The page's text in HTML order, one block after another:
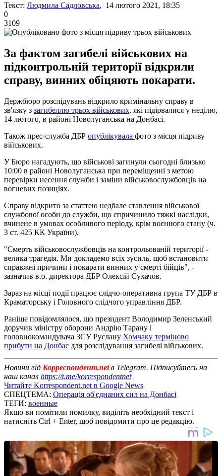
Текст: Людмила Садловська, 14 лютого 2021, 18:35
0
3109
За фактом загибелі військових на
підконтрольній території відкрили
справу, винних обіцяють покарати.
Держбюро розслідувань відкрило кримінальну справу в
зв'язку з загибеллю трьох військових, які підірвалися у неділю,
14 лютого, в районі Новолуганська на Донбасі.
Також прес-служба ДБР опублікувала фото з місця підриву
військових.
У Бюро нагадують, що військові загинули сьогодні близько
10:00 в районі Новолуганська при переміщенні з метою
перевірки несення служби і заміни військовослужбовців на
вогневих позиціях.
Справу відкрито за статтею недбале ставлення військової
службової особи до служби, що спричинило тяжкі наслідки,
вчинене в умовах особливого періоду, крім воєнного стану (ч.
3 ст. 425 КК України).
"Смерть військовослужбовців на контрольованій території -
велика трагедія. Ми докладемо всіх зусиль, щоб встановити
справжні причини і покарати винних у смерті бійців", -
зазначив в.о. директора ДБР Олексій Сухачов.
Зараз на місці події працює слідчо-оперативна група ТУ ДБР в
Краматорську і Головного слідчого управління ДБР.
Раніше повідомлялося, що президент Володимир Зеленський
доручив міністру оборони Андрію Тарану і
головнокомандувача ЗСУ Руслану Хомчаку терміново
прибути на Донбас для розслідування загибелі військових.
Новини від Корреспондент.netв Telegram. Підписуйтесь на
наш канал https://t.me/korrespondentnet
Читайте Korrespondent.net в Google News
СПЕЦТЕМА: Операція об'єднаних сил на Донбасі
ТЕГИ: военные
Якщо ви помітили помилку, виділіть необхідний текст і
натисніть Ctrl + Enter, щоб повідомити про це редакцію.